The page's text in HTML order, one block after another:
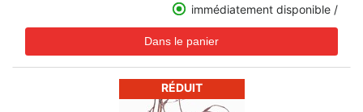
immédiatement disponible /
RÉDUIT